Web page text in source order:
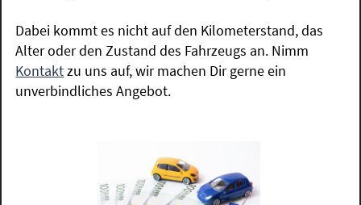
Dabei kommt es nicht auf den Kilometerstand, das
Alter oder den Zustand des Fahrzeugs an. Nimm
Kontaktzu uns auf, wir machen Dir gerne ein
unverbindliches Angebot.